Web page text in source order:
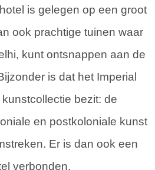
is gelegen op een groot
ook prachtige tuinen waar
kunt ontsnappen aan de
is dat het Imperial
bezit: de
en postkoloniale kunst
Er is dan ook een
verbonden.